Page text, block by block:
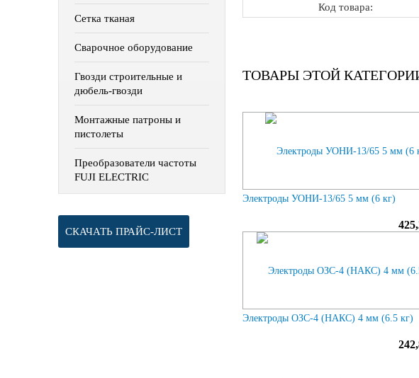
Сетка тканая
Сварочное оборудование
Гвозди строительные и
дюбель-гвозди
Монтажные патроны и
пистолеты
Преобразователи частоты
FUJI ELECTRIC
СКАЧАТЬ ПРАЙС-ЛИСТ
Код товара:
ТОВАРЫ ЭТОЙ
Электроды УОНИ-13/65 5 мм (6 кг)
Электроды ОЗС-4 (НАКС) 4 мм (6.5 кг)